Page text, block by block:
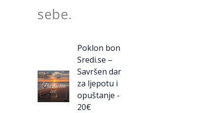
sebe.
Poklon bon
Sredi.se –
Savršen dar
za ljepotu i
opuštanje -
20€